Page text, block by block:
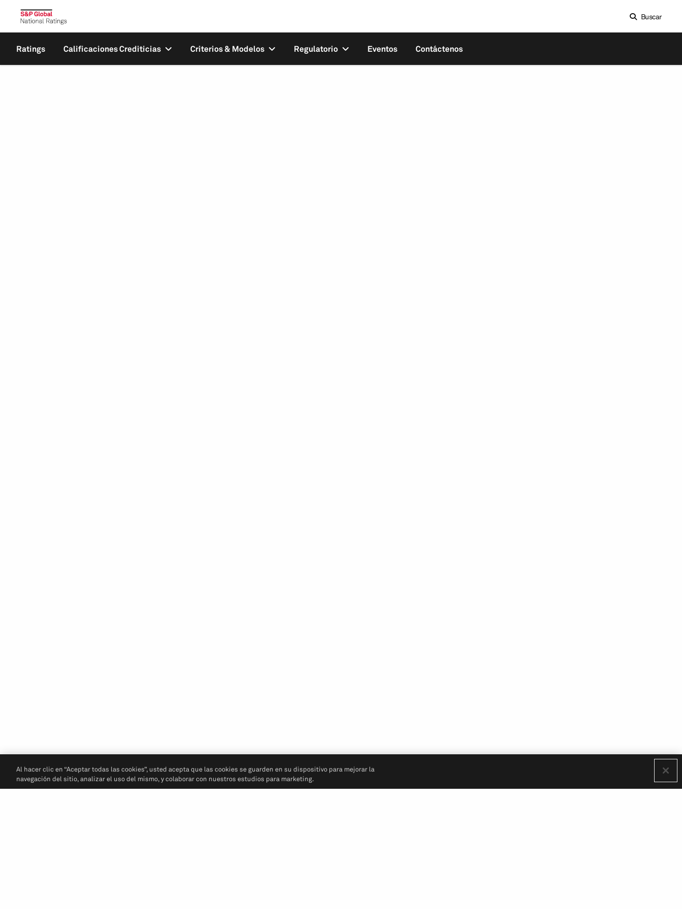
Buscar
Ratings Calificaciones Crediticias Criterios & Modelos Regulatorio Eventos Contáctenos
Al hacer clic en “Aceptar todas las cookies”, usted acepta que las cookies se guarden en su dispositivo para mejorar la
navegación del sitio, analizar el uso del mismo, y colaborar con nuestros estudios para marketing.